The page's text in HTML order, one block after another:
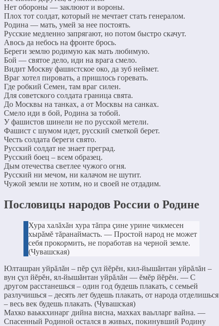
Нет обороны — заклюют и вороны.
Плох тот солдат, который не мечтает стать генералом.
Родина — мать, умей за нее постоять.
Русские медленно запрягают, но потом быстро скачут.
Авось да небось на фронте брось.
Береги землю родимую как мать любимую.
Бой — святое дело, иди на врага смело.
Видит Москву фашистское око, да зуб неймет.
Враг хотел пировать, а пришлось горевать.
Где робкий Семен, там враг силен.
Для советского солдата граница свята.
До Москвы на танках, а от Москвы на санках.
Смело иди в бой, Родина за тобой.
У фашистов шинели не по русской метели.
Фашист с шумом идет, русский сметкой берет.
Честь солдата береги свято.
Русский солдат не знает преград.
Русский боец – всем образец.
Дым отечества светлее чужого огня.
Русский ни мечом, ни калачом не шутит.
Чужой земли не хотим, но и своей не отдадим.
Пословицы народов России о Родине
Хура халăхăн хура тăпра çине урине чикмесен
хырăмĕ тăранаймасть. — Простой народ не может
себя прокормить, не поработав на черной земле.
(Чувашская)
Юлташран уйрăлăн – пĕр çул йĕрĕн, кил-йышăнтан уйрăлăн –
вун çул йĕрĕн, ял-йышăнтан уйрăлăн — ĕмĕр йĕрĕн. — С
другом расстанешься – один год будешь плакать, с семьей
разлучишься – десять лет будешь плакать, от народа отделишься
– весь век будешь плакать. (Чувашская)
Махко ваьккхинарг дийна висна, махках ваьлларг вайна. —
Спасенный Родиной остался в живых, покинувший Родину